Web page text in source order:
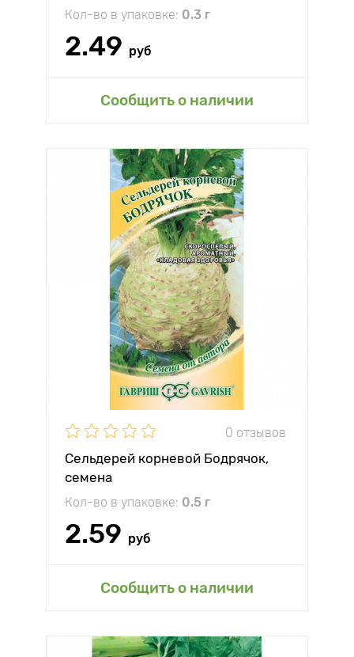
Кол-во в упаковке: 0.3 г
2.49 руб
Сообщить о наличии
0 отзывов
Сельдерей корневой Бодрячок,
семена
Кол-во в упаковке: 0.5 г
2.59 руб
Сообщить о наличии